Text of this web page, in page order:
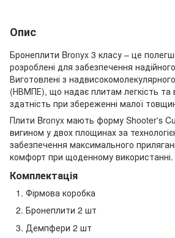
Опис
Бронеплити Bronyx 3 класу – це
розроблені для забезпечення
Виготовлені з
(НВМПЕ), що надає плитам легкість та
здатність при збереженні малої
Плити Bronyx мають форму Shooter's
вигином у двох площинах за
забезпечення максимального
комфорт при щоденному використанні.
Комплектація
Фірмова коробка
Бронеплити 2 шт
Демпфери 2 шт